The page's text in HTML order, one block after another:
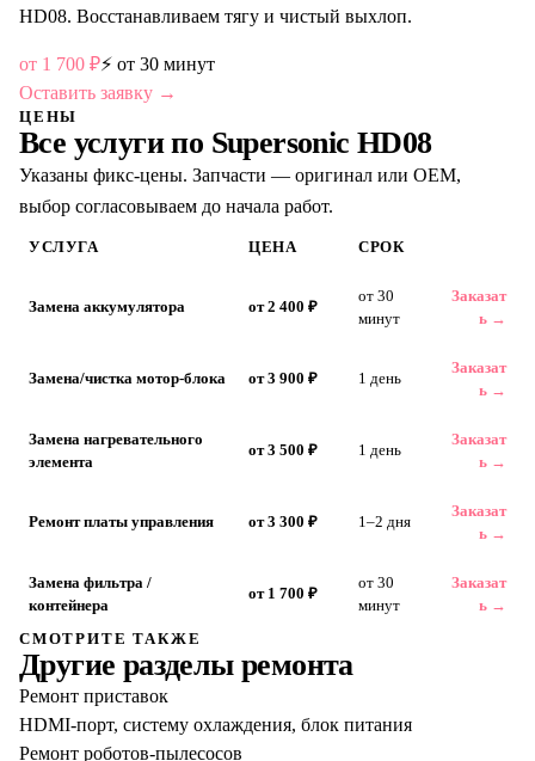
HD08. Восстанавливаем тягу и чистый выхлоп.
от 1 700 ₽⚡ от 30 минут
Оставить заявку →
ЦЕНЫ
Все услуги по Supersonic HD08
Указаны фикс-цены. Запчасти — оригинал или OEM,
выбор согласовываем до начала работ.
УСЛУГА ЦЕНА СРОК
Замена аккумулятора от 2 400 ₽
от 30
минут
Заказат
ь →
Замена/чистка мотор-блока от 3 900 ₽ 1 день
Заказат
ь →
Замена нагревательного
элемента
от 3 500 ₽ 1 день
Заказат
ь →
Ремонт платы управления от 3 300 ₽ 1–2 дня
Заказат
ь →
Замена фильтра /
контейнера
от 1 700 ₽
от 30
минут
Заказат
ь →
СМОТРИТЕ ТАКЖЕ
Другие разделы ремонта
Ремонт приставок
HDMI-порт, систему охлаждения, блок питания
Ремонт роботов-пылесосов